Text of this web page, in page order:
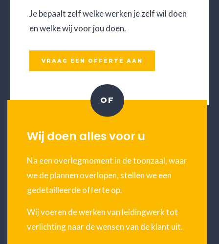
Je bepaalt zelf welke werken je zelf wil doen
en welke wij voor jou doen.
VRAAG EEN OFFERTE AAN
OF
Wij doen alles voor u
Na een overlegmoment in de toonzaal, waar
we de plannen overlopen, stellen we een
gedetailleerde offerte op.
Wij voeren de werken van leidingwerk tot
verlichting naar de wensen van de klant uit.